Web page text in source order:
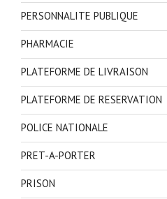
PERSONNALITE PUBLIQUE
PHARMACIE
PLATEFORME DE LIVRAISON
PLATEFORME DE RESERVATION
POLICE NATIONALE
PRET-A-PORTER
PRISON